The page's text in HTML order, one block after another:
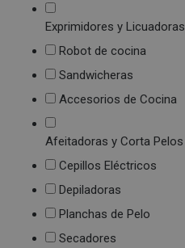
Exprimidores y Licuadoras
Robot de cocina
Sandwicheras
Accesorios de Cocina
Afeitadoras y Corta Pelos
Cepillos Eléctricos
Depiladoras
Planchas de Pelo
Secadores